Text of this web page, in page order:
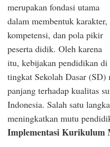
merupakan fondasi utama
dalam membentuk karakter,
kompetensi, dan pola pikir
peserta didik. Oleh karena
itu, kebijakan pendidikan di
tingkat Sekolah Dasar
panjang terhadap kualitas
Indonesia. Salah satu
meningkatkan mutu
Implementasi Kurikulum